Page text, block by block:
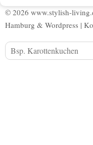
© 2026 www.stylish-
Hamburg & Wordpress |